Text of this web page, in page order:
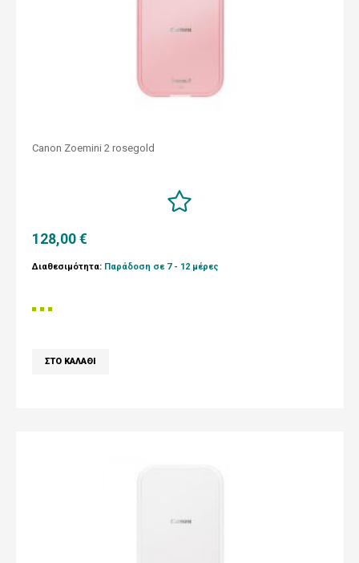
Canon Zoemini 2 rosegold
128,00 €
Διαθεσιμότητα: Παράδοση σε 7 - 12 μέρες